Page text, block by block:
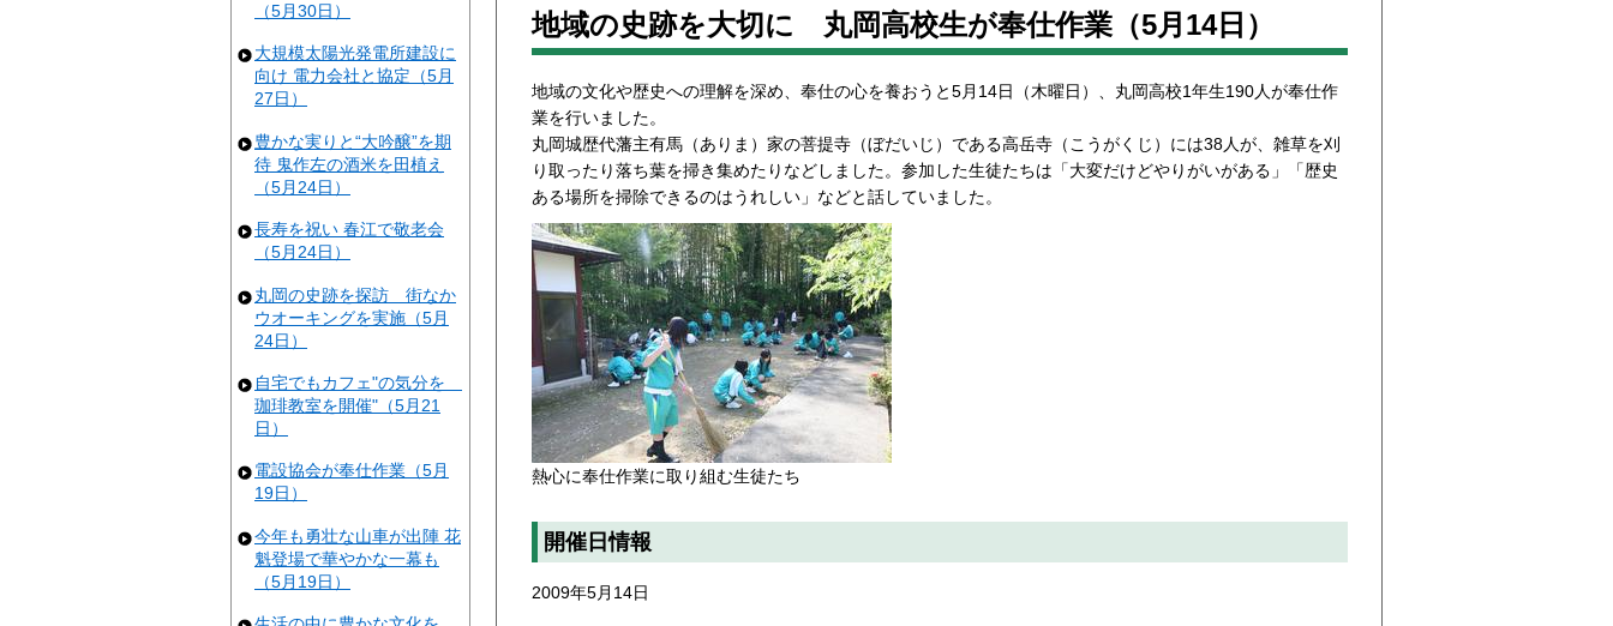
（5月30日）
大規模太陽光発電所建設に
向け 電力会社と協定（5月
27日）
豊かな実りと“大吟醸”を期
待 鬼作左の酒米を田植え
（5月24日）
長寿を祝い 春江で敬老会
（5月24日）
丸岡の史跡を探訪 街なか
ウオーキングを実施（5月
24日）
自宅でもカフェ"の気分を
珈琲教室を開催"（5月21
日）
電設協会が奉仕作業（5月
19日）
今年も勇壮な山車が出陣 花
魁登場で華やかな一幕も
（5月19日）
地域の史跡を大切に 丸岡高校生が奉仕作業（5月14日）
地域の文化や歴史への理解を深め、奉仕の心を養おうと5月14日（木曜日）、丸岡高校1年生190人が奉仕作
業を行いました。
丸岡城歴代藩主有馬（ありま）家の菩提寺（ぼだいじ）である高岳寺（こうがくじ）には38人が、雑草を刈
り取ったり落ち葉を掃き集めたりなどしました。参加した生徒たちは「大変だけどやりがいがある」「歴史
ある場所を掃除できるのはうれしい」などと話していました。
熱心に奉仕作業に取り組む生徒たち
開催日情報
2009年5月14日